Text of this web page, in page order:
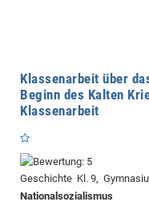
Klassenarbeit über
Beginn des Kalten
Klassenarbeit
Geschichte Kl. 9,
Nationalsozialismus